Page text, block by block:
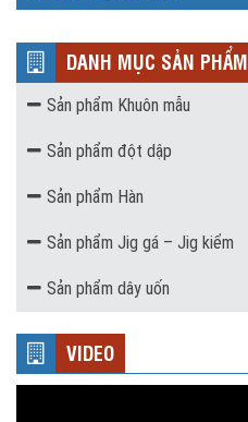
DANH MỤC SẢN PHẨM
Sản phẩm Khuôn mẫu
Sản phẩm đột dập
Sản phẩm Hàn
Sản phẩm Jig gá – Jig kiểm
Sản phẩm dây uốn
VIDEO